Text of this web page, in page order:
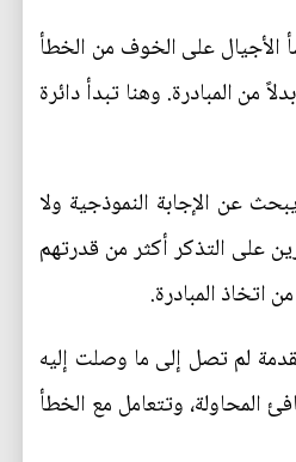
الأجيال على الخوف من الخطأ
من المبادرة. وهنا تبدأ دائرة
عن الإجابة النموذجية ولا
على التذكر أكثر من قدرتهم
اتخاذ المبادرة.
لم تصل إلى ما وصلت إليه
المحاولة، وتتعامل مع الخطأ